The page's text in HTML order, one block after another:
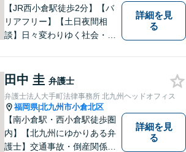
【JR西小倉駅徒歩2分】【バ
リアフリー】【土日夜間相
談】日々変わりゆく社会・法
だける良質なサービスを提供
できるよう日々研鑽に努めて
まいります。お気軽にご相談
ください。
詳細を見
る
田中 圭 弁護士
弁護士法人大手町法律事務所 北九州ヘッドオフィス
福岡県|北九州市小倉北区
【南小倉駅・西小倉駅徒歩圏
内】【北九州にゆかりある弁
護士】交通事故・倒産関係・
詳細を見
る